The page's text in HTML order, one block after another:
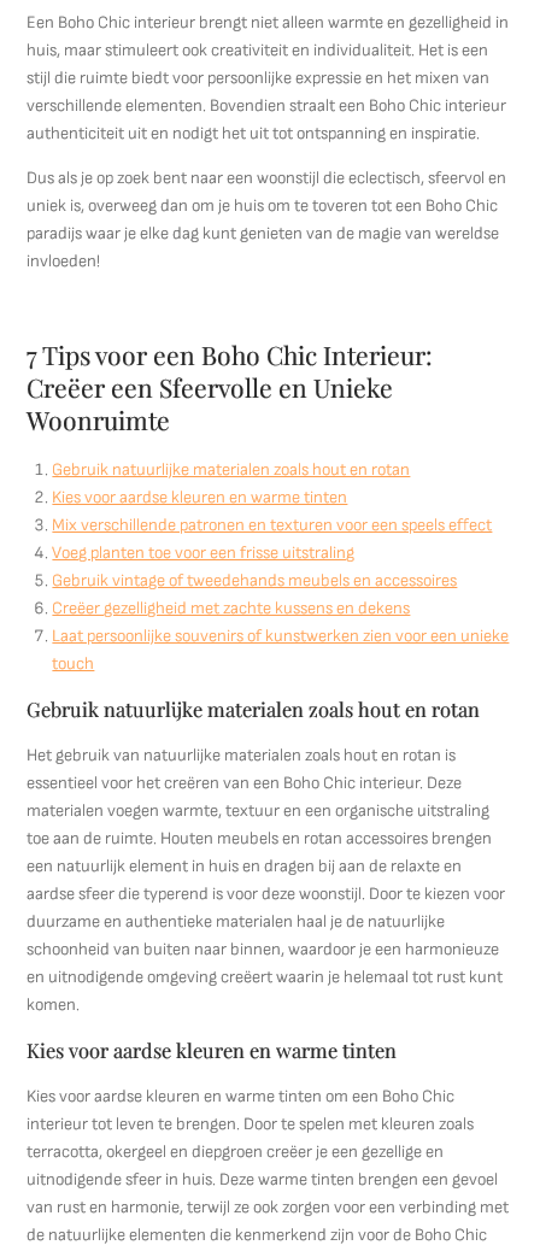
Een Boho Chic interieur brengt niet alleen warmte en gezelligheid in
huis, maar stimuleert ook creativiteit en individualiteit. Het is een
stijl die ruimte biedt voor persoonlijke expressie en het mixen van
verschillende elementen. Bovendien straalt een Boho Chic interieur
authenticiteit uit en nodigt het uit tot ontspanning en inspiratie.
Dus als je op zoek bent naar een woonstijl die eclectisch, sfeervol en
uniek is, overweeg dan om je huis om te toveren tot een Boho Chic
paradijs waar je elke dag kunt genieten van de magie van wereldse
invloeden!
7 Tips voor een Boho Chic Interieur:
Creëer een Sfeervolle en Unieke
Woonruimte
Gebruik natuurlijke materialen zoals hout en rotan
Kies voor aardse kleuren en warme tinten
Mix verschillende patronen en texturen voor een speels effect
Voeg planten toe voor een frisse uitstraling
Gebruik vintage of tweedehands meubels en accessoires
Creëer gezelligheid met zachte kussens en dekens
Laat persoonlijke souvenirs of kunstwerken zien voor een unieke
touch
Gebruik natuurlijke materialen zoals hout en rotan
Het gebruik van natuurlijke materialen zoals hout en rotan is
essentieel voor het creëren van een Boho Chic interieur. Deze
materialen voegen warmte, textuur en een organische uitstraling
toe aan de ruimte. Houten meubels en rotan accessoires brengen
een natuurlijk element in huis en dragen bij aan de relaxte en
aardse sfeer die typerend is voor deze woonstijl. Door te kiezen voor
duurzame en authentieke materialen haal je de natuurlijke
schoonheid van buiten naar binnen, waardoor je een harmonieuze
en uitnodigende omgeving creëert waarin je helemaal tot rust kunt
komen.
Kies voor aardse kleuren en warme tinten
Kies voor aardse kleuren en warme tinten om een Boho Chic
interieur tot leven te brengen. Door te spelen met kleuren zoals
terracotta, okergeel en diepgroen creëer je een gezellige en
uitnodigende sfeer in huis. Deze warme tinten brengen een gevoel
van rust en harmonie, terwijl ze ook zorgen voor een verbinding met
de natuurlijke elementen die kenmerkend zijn voor de Boho Chic